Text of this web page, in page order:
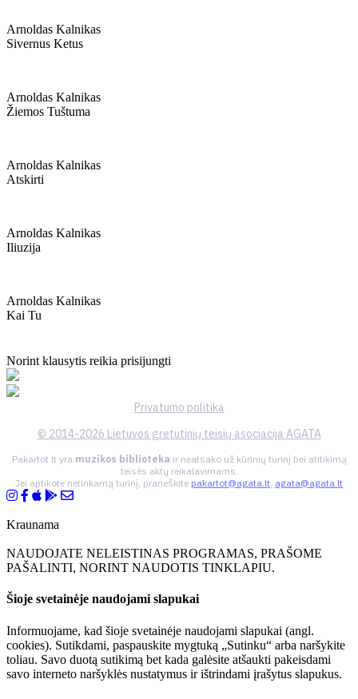
Arnoldas Kalnikas
Sivernus Ketus
Arnoldas Kalnikas
Žiemos Tuštuma
Arnoldas Kalnikas
Atskirti
Arnoldas Kalnikas
Iliuzija
Arnoldas Kalnikas
Kai Tu
Norint klausytis reikia prisijungti
Privatumo politika
© 2014-2026 Lietuvos gretutinių teisių asociacija AGATA
Pakartot.lt yra muzikos biblioteka ir neatsako už kūrinių turinį bei atitikimą
teisės aktų reikalavimams.
Jei aptikote netinkamą turinį, praneškite pakartot@agata.lt, agata@agata.lt
Kraunama
NAUDOJATE NELEISTINAS PROGRAMAS, PRAŠOME
PAŠALINTI, NORINT NAUDOTIS TINKLAPIU.
Šioje svetainėje naudojami slapukai
Informuojame, kad šioje svetainėje naudojami slapukai (angl.
cookies). Sutikdami, paspauskite mygtuką „Sutinku“ arba naršykite
toliau. Savo duotą sutikimą bet kada galėsite atšaukti pakeisdami
savo interneto naršyklės nustatymus ir ištrindami įrašytus slapukus.